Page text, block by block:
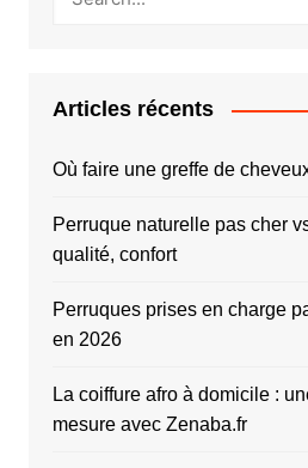
Articles récents
Où faire une greffe de
Perruque naturelle pas cher
qualité, confort
Perruques prises en charge
en 2026
La coiffure afro à domicile :
mesure avec Zenaba.fr